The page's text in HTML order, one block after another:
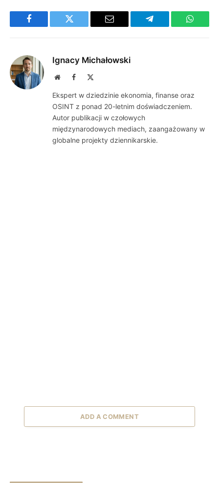
Facebook Twitter Email Telegram
Ignacy Michałowski
WebsiteFacebook
Ekspert w dziedzinie ekonomia, finanse oraz
OSINT z ponad 20-letnim doświadczeniem.
Autor publikacji w czołowych
międzynarodowych mediach, zaangażowany w
globalne projekty dziennikarskie.
ADD A COMMENT